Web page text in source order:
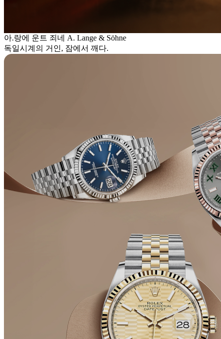
아.랑에 운트 죄네 A. Lange & Söhne
독일시계의 거인, 잠에서 깨다.